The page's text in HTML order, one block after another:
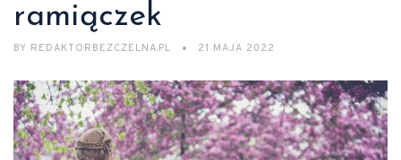
ramiączek
BY REDAKTORBEZCZELNA.PL 21 MAJA 2022